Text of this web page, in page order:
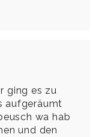
ging es zu
aufgeräumt
wa hab
und den